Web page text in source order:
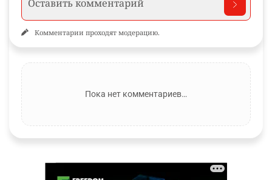
Комментарии проходят модерацию.
Пока нет комментариев…